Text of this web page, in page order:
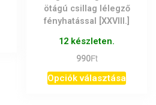
ötágú csillag lélegző
fényhatással [XXVIII.]
12 készleten.
990Ft
Opciók választásaEnnek